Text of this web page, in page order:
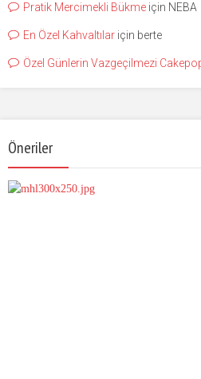
Pratik Mercimekli Bükme için NEBA
En Özel Kahvaltılar için berte
Özel Günlerin Vazgeçilmezi
Öneriler